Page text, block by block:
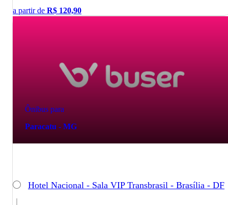
a partir de R$ 120,90
Ônibus para
Paracatu - MG
Hotel Nacional - Sala VIP Transbrasil - Brasília - DF